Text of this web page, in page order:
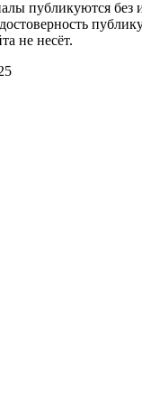
публикуются без
не несёт.